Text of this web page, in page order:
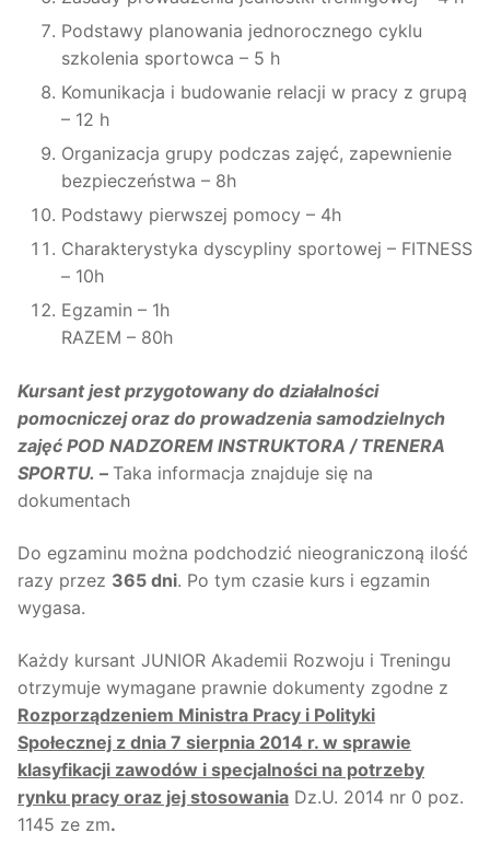
Podstawy planowania jednorocznego cyklu
szkolenia sportowca – 5 h
Komunikacja i budowanie relacji w pracy z grupą
– 12 h
Organizacja grupy podczas zajęć, zapewnienie
bezpieczeństwa – 8h
Podstawy pierwszej pomocy – 4h
Charakterystyka dyscypliny sportowej – FITNESS
– 10h
Egzamin – 1h
RAZEM – 80h
Kursant jest przygotowany do działalności
pomocniczej oraz do prowadzenia samodzielnych
zajęć POD NADZOREM INSTRUKTORA / TRENERA
SPORTU. – Taka informacja znajduje się na
dokumentach
Do egzaminu można podchodzić nieograniczoną ilość
razy przez 365 dni. Po tym czasie kurs i egzamin
wygasa.
Każdy kursant JUNIOR Akademii Rozwoju i Treningu
otrzymuje wymagane prawnie dokumenty zgodne z
Rozporządzeniem Ministra Pracy i Polityki
Społecznej z dnia 7 sierpnia 2014 r. w sprawie
klasyfikacji zawodów i specjalności na potrzeby
rynku pracy oraz jej stosowania Dz.U. 2014 nr 0 poz.
1145 ze zm.